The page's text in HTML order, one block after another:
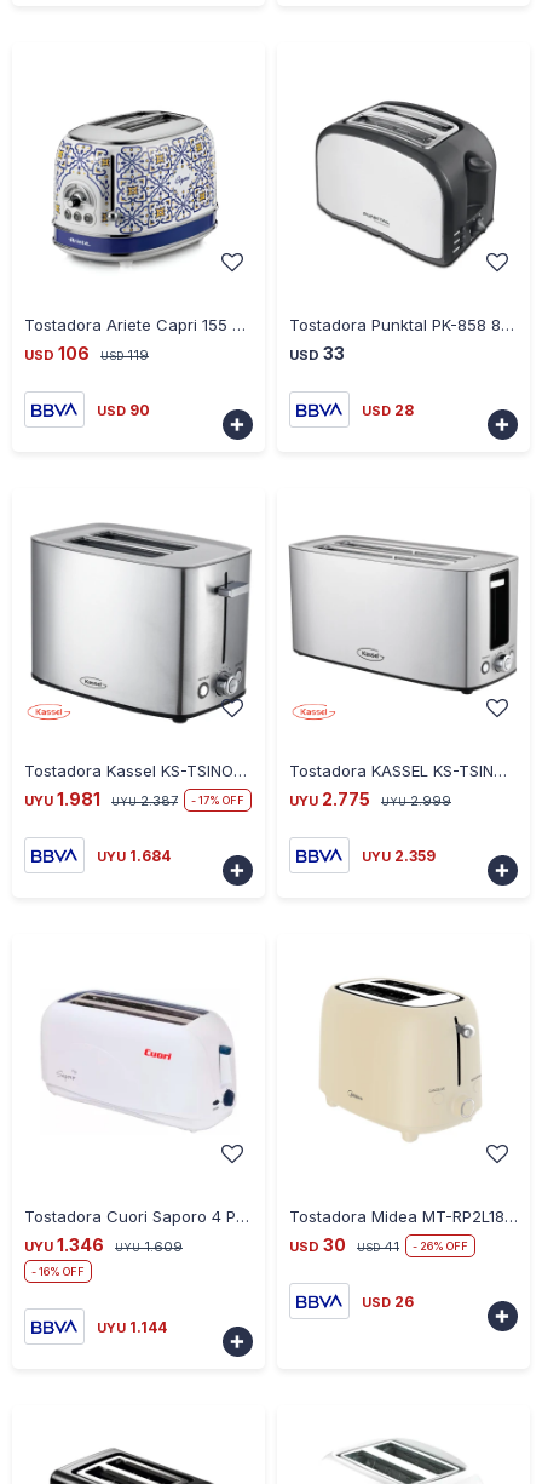
Tostadora Ariete Capri 155 2 Panes 810W
USD 106 USD 119
USD 90

Tostadora Punktal PK-858 800W
USD 33
USD 28

Tostadora Kassel KS-TSINOX1 Acero Inoxidable 2 Panes
UYU 1.981 UYU 2.387 17
UYU 1.684

Tostadora KASSEL KS-TSINOX2 Acero Inoxidable 4 Panes
UYU 2.775 UYU 2.999
UYU 2.359

Tostadora Cuori Saporo 4 Panes 1300W
UYU 1.346 UYU 1.609
16
UYU 1.144

Tostadora Midea MT-RP2L18W2 800W
USD 30 USD 41 26
USD 26
